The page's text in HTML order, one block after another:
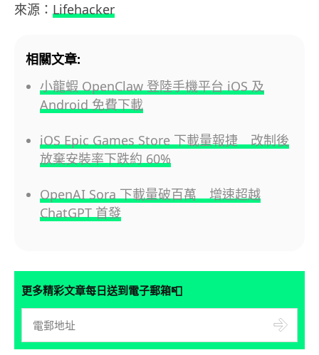
來源： Lifehacker
相關文章:
小龍蝦 OpenClaw 登陸手機平台 iOS 及
Android 免費下載
iOS Epic Games Store 下載量報捷 改制後
放棄安裝率下跌約 60%
OpenAI Sora 下載量破百萬 增速超越
ChatGPT 首發
更多精彩文章每日送到電子郵箱📮